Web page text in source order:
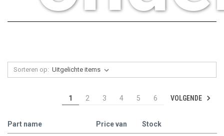
Sorteren op:
1 2 3 4 5 6 VOLGENDE
Part name Price van Stock